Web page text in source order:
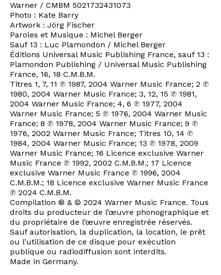
Warner / CMBM 5021732431073
Photo : Kate Barry
Artwork : Jörg Fischer
Paroles et Musique : Michel Berger
Sauf 13 : Luc Plamondon / Michel Berger
Éditions Universal Music Publishing France, sauf 13 :
Plamondon Publishing / Universal Music Publishing
France, 16, 18 C.M.B.M.
Titres 1, 7, 11 ℗ 1987, 2004 Warner Music France; 2 ℗
1980, 2004 Warner Music France; 3, 12, 15 ℗ 1981,
2004 Warner Music France; 4, 6 ℗ 1977, 2004
Warner Music France; 5 ℗ 1976, 2004 Warner Music
France; 8 ℗ 1978, 2004 Warner Music France; 9 ℗
1976, 2002 Warner Music France; Titres 10, 14 ℗
1984, 2004 Warner Music France; 13 ℗ 1978, 2009
Warner Music France; 16 Licence exclusive Warner
Music France ℗ 1992, 2002 C.M.B.M.; 17 Licence
exclusive Warner Music France ℗ 1996, 2004
C.M.B.M.; 18 Licence exclusive Warner Music France
℗ 2024 C.M.B.M.
Compilation ® & © 2024 Warner Music France. Tous
droits du producteur de l’œuvre phonographique et
du propriétaire de l’œuvre enregistrée réservés.
Sauf autorisation, la duplication, la location, le prêt
ou l’utilisation de ce disque pour exécution
publique ou radiodiffusion sont interdits.
Made in Germany.